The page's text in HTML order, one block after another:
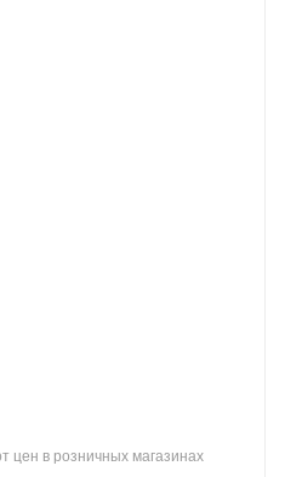
цен в розничных магазинах